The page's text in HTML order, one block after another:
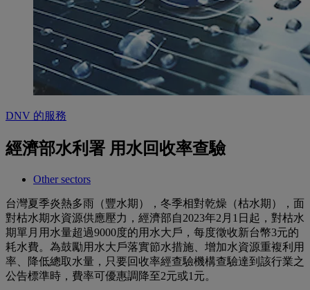
DNV 的服務
經濟部水利署 用水回收率查驗
Other sectors
台灣夏季炎熱多雨（豐水期），冬季相對乾燥（枯水期），面
對枯水期水資源供應壓力，經濟部自2023年2月1日起，對枯水
期單月用水量超過9000度的用水大戶，每度徵收新台幣3元的
耗水費。為鼓勵用水大戶落實節水措施、增加水資源重複利用
率、降低總取水量，只要回收率經查驗機構查驗達到該行業之
公告標準時，費率可優惠調降至2元或1元。